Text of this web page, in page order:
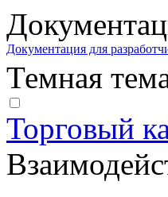
Документация для
Темная
Торговый